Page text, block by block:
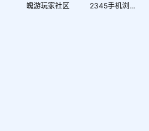
魄游玩家社区 2345手机浏览器